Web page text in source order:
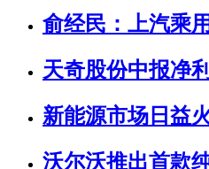
俞经民：上汽乘
天奇股份中报净
新能源市场日益
沃尔沃推出首款